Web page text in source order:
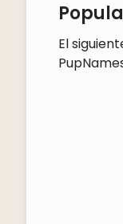
El